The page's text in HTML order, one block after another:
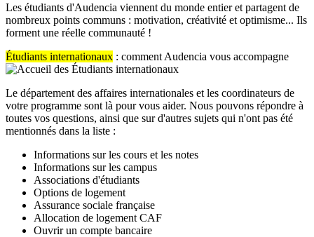
Les étudiants d'Audencia viennent du monde entier et partagent de
nombreux points communs : motivation, créativité et optimisme... Ils
forment une réelle communauté !
Étudiants internationaux : comment Audencia vous accompagne
Le département des affaires internationales et les coordinateurs de
votre programme sont là pour vous aider. Nous pouvons répondre à
toutes vos questions, ainsi que sur d'autres sujets qui n'ont pas été
mentionnés dans la liste :
Informations sur les cours et les notes
Informations sur les campus
Associations d'étudiants
Options de logement
Assurance sociale française
Allocation de logement CAF
Ouvrir un compte bancaire